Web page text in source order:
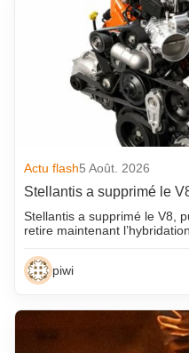
Actu flash5 Août. 2026
Stellantis a supprimé le
Stellantis a supprimé le V8,
retire maintenant
piwi